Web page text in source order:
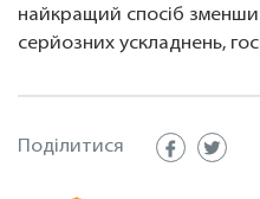
найкращий спосіб
серйозних ускладнень,
Поділитися